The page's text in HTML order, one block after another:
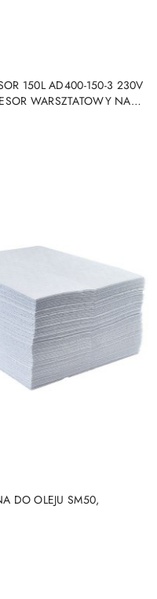
150L AD400-150-3 230V
WARSZTATOWY NA
DO KOSZYKA
DO OLEJU SM50,
NIEDOSTĘPNY